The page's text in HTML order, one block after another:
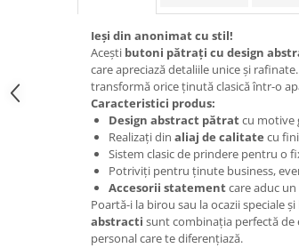
Ieși din anonimat cu stil!
Acești butoni pătrați cu design
care apreciază detaliile unice și
transformă orice ținută clasică într-o
Caracteristici produs:
Design abstract pătratcu motive
Realizați din aliaj de calitate cu
Sistem clasic de prindere pentru o
Potriviți pentru ținute business,
Accesorii statementcare aduc
Poartă-i la birou sau la ocazii speciale
abstracti sunt combinația perfectă de
personal care te diferențiază.